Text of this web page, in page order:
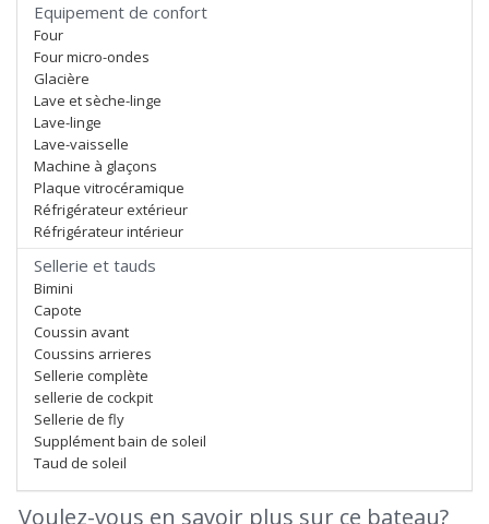
Equipement de confort
Four
Four micro-ondes
Glacière
Lave et sèche-linge
Lave-linge
Lave-vaisselle
Machine à glaçons
Plaque vitrocéramique
Réfrigérateur extérieur
Réfrigérateur intérieur
Sellerie et tauds
Bimini
Capote
Coussin avant
Coussins arrieres
Sellerie complète
sellerie de cockpit
Sellerie de fly
Supplément bain de soleil
Taud de soleil
Voulez-vous en savoir plus sur ce bateau?